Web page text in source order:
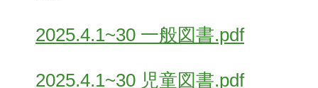
2025.4.1~30 一般図書.pdf
2025.4.1~30 児童図書.pdf